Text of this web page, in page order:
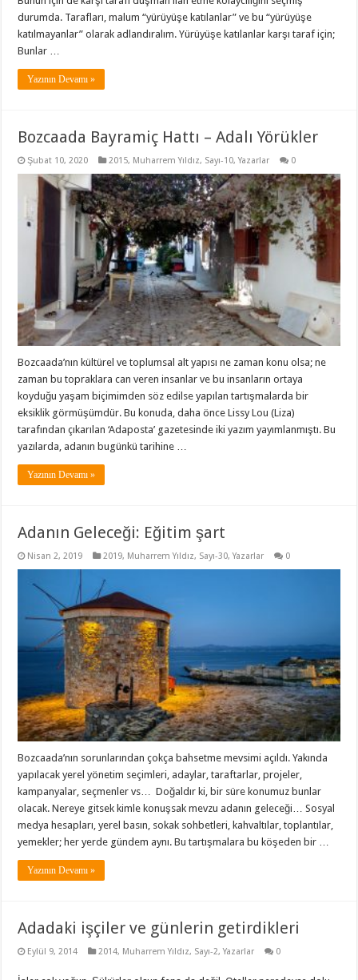
durumda. Tarafları, malum “yürüyüşe katılanlar” ve bu “yürüyüşe
katılmayanlar” olarak adlandıralım. Yürüyüşe katılanlar karşı taraf için;
Bunlar …
Yazının Devamı »
Bozcaada Bayramiç Hattı – Adalı Yörükler
Şubat 10, 2020 2015, Muharrem Yıldız, Sayı-10,Yazarlar 0
Bozcaada’nın kültürel ve toplumsal alt yapısı ne zaman konu olsa; ne
zaman bu topraklara can veren insanlar ve bu insanların ortaya
koyduğu yaşam biçimimden söz edilse yapılan tartışmalarda bir
eksiklik görmüşümdür. Bu konuda, daha önce Lissy Lou (Liza)
tarafından çıkarılan ‘Adaposta’ gazetesinde iki yazım yayımlanmıştı. Bu
yazılarda, adanın bugünkü tarihine …
Yazının Devamı »
Adanın Geleceği: Eğitim şart
Nisan 2, 2019 2019, Muharrem Yıldız, Sayı-30,Yazarlar 0
Bozcaada’nın sorunlarından çokça bahsetme mevsimi açıldı. Yakında
yapılacak yerel yönetim seçimleri, adaylar, taraftarlar, projeler,
kampanyalar, seçmenler vs… Doğaldır ki, bir süre konumuz bunlar
olacak. Nereye gitsek kimle konuşsak mevzu adanın geleceği… Sosyal
medya hesapları, yerel basın, sokak sohbetleri, kahvaltılar, toplantılar,
yemekler; her yerde gündem aynı. Bu tartışmalara bu köşeden bir …
Yazının Devamı »
Adadaki işçiler ve günlerin getirdikleri
Eylül 9, 2014 2014, Muharrem Yıldız, Sayı-2,Yazarlar 0